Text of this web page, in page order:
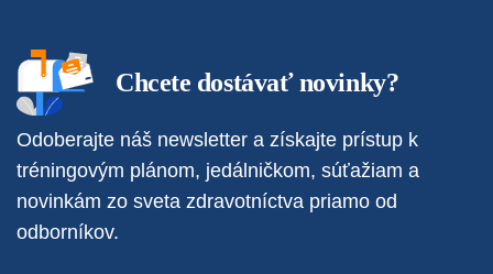
Chcete dostávať novinky?
Odoberajte náš newsletter a získajte prístup k
tréningovým plánom, jedálničkom, súťažiam a
novinkám zo sveta zdravotníctva priamo od
odborníkov.